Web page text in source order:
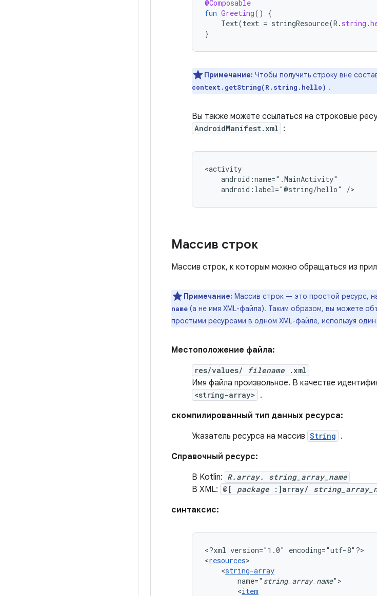
@Composable
fun Greeting()
{
Text(text = stringResource(R . string .
}
Примечание: Чтобы получить строку вне
context.getString(R.string.hello) .
Вы также можете ссылаться на строковые
AndroidManifest.xml :
android:label="@string/hello"
/>
Массив строк
Массив строк, к которым можно обращаться из
Примечание: Массив строк — это простой ресурс,
name (а не имя XML-файла). Таким образом, вы можете
простыми ресурсами в одном XML-файле, используя
Местоположение файла:
res/values/ filename .xml
Имя файла произвольное. В качестве
<string-array> .
скомпилированный тип данных ресурса:
Указатель ресурса на массив String .
Справочный ресурс:
В Kotlin: R.array. string_array_name
В XML: @[ package :]array/
синтаксис:
<?xml version="1.0"
encoding="utf-8"?>
<resources
<string-array
name=" string_array_name
<item